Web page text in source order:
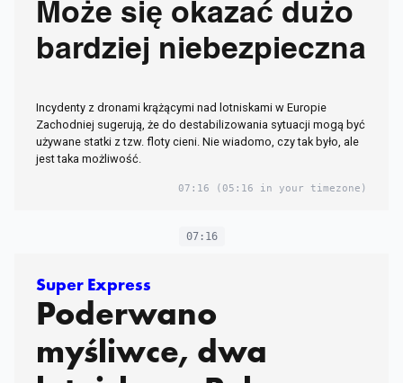
Może się okazać dużo
bardziej niebezpieczna
Incydenty z dronami krążącymi nad lotniskami w Europie
Zachodniej sugerują, że do destabilizowania sytuacji mogą być
używane statki z tzw. floty cieni. Nie wiadomo, czy tak było, ale
jest taka możliwość.
07:16 (05:16 in your timezone)
07:16
Super Express
Poderwano
myśliwce, dwa